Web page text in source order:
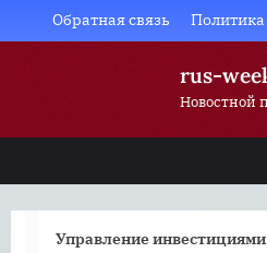
to
Обратная связь
rus-
Новостной
Управление